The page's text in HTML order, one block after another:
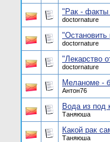
"Рак - факты
doctornature
"Остановить
doctornature
"Лекарство
doctornature
Меланоме -
Антон76
Вода из под
Таняюша
Какой рак
Таняюша